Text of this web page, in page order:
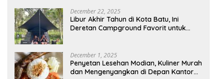
December 22, 2025
Libur Akhir Tahun di Kota Batu, Ini
Deretan Campground Favorit untuk
December 1, 2025
Penyetan Lesehan Modian, Kuliner Murah
dan Mengenyangkan di Depan Kantor